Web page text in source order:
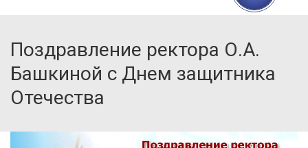
Поздравление ректора О.А.
Башкиной с Днем защитника
Отечества